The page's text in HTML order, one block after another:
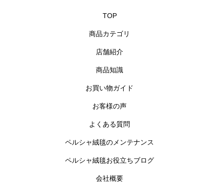
TOP
商品カテゴリ
店舗紹介
商品知識
お買い物ガイド
お客様の声
よくある質問
ペルシャ絨毯のメンテナンス
ペルシャ絨毯お役立ちブログ
会社概要